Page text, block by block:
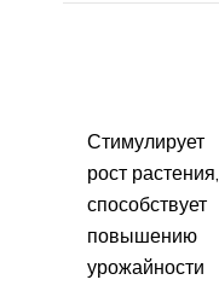
Стимулирует
рост растения,
способствует
повышению
урожайности